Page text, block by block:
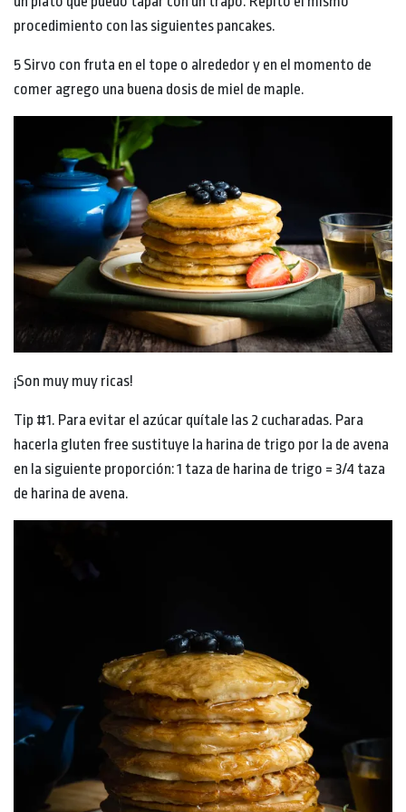
procedimiento con las siguientes pancakes.
5 Sirvo con fruta en el tope o alrededor y en el momento de
comer agrego una buena dosis de miel de maple.
¡Son muy muy ricas!
Tip #1. Para evitar el azúcar quítale las 2 cucharadas. Para
hacerla gluten free sustituye la harina de trigo por la de avena
en la siguiente proporción: 1 taza de harina de trigo = 3/4 taza
de harina de avena.